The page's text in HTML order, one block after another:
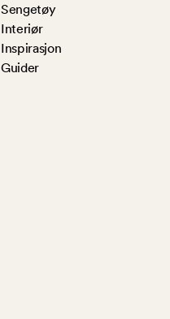
Sengetøy
Interiør
Inspirasjon
Guider